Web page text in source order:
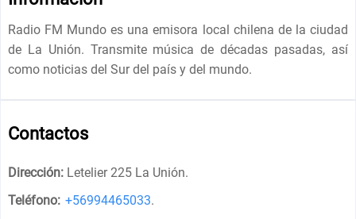
Radio FM Mundo es una emisora ​​local chilena de la ciudad
de La Unión. Transmite música de décadas pasadas, así
como noticias del Sur del país y del mundo.
Contactos
Dirección: Letelier 225 La Unión.
Teléfono: +56994465033.